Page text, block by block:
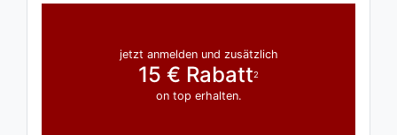
jetzt anmelden und zusätzlich
15 € Rabatt2
on top erhalten.